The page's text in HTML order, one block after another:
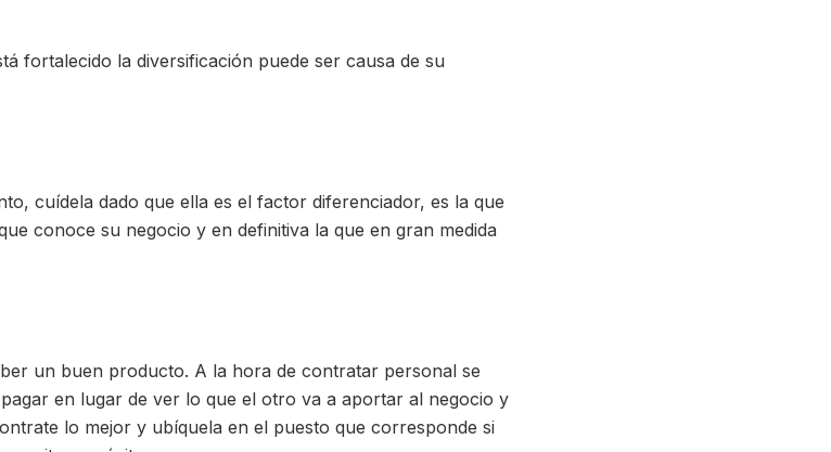
fortalecido la diversificación puede ser causa de su
cuídela dado que ella es el factor diferenciador, es la que
conoce su negocio y en definitiva la que en gran medida
un buen producto. A la hora de contratar personal se
en lugar de ver lo que el otro va a aportar al negocio y
lo mejor y ubíquela en el puesto que corresponde si